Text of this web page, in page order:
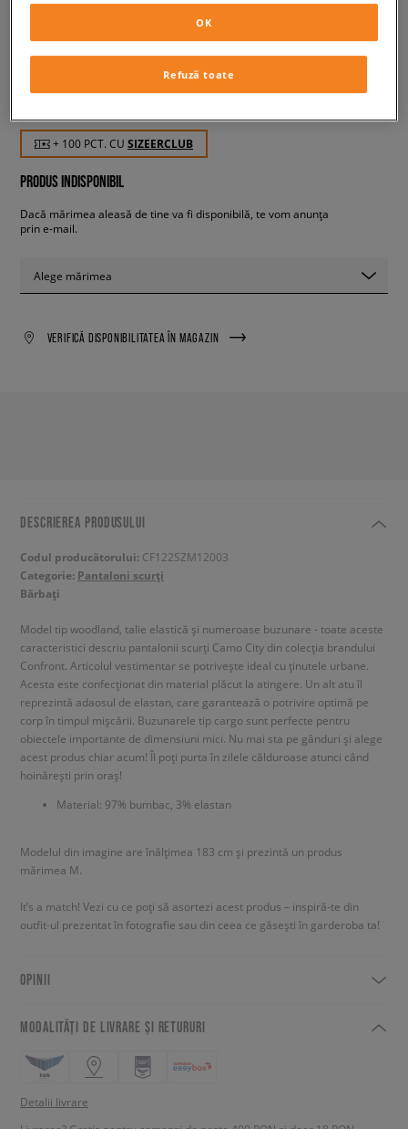
CONFRONT PANTALONI
bărbați, pantaloni scurți
+ 100 PCT. CU SIZEERCLUB
PRODUS INDISPONIBIL
Dacă mărimea aleasă de tine va fi disponibilă, te vom anunța
prin e-mail.
Alege mărimea
VERIFICĂ DISPONIBILITATEA ÎN MAGAZIN
DESCRIEREA PRODUSULUI
Codul producătorului: CF122SZM12003
Categorie: Pantaloni scurți
Bărbați
Model tip woodland, talie elastică și numeroase buzunare - toate aceste
caracteristici descriu pantalonii scurți Camo City din colecția brandului
Confront. Articolul vestimentar se potrivește ideal cu ținutele urbane.
Acesta este confecționat din material plăcut la atingere. Un alt atu îl
reprezintă adaosul de elastan, care garantează o potrivire optimă pe
corp în timpul mișcării. Buzunarele tip cargo sunt perfecte pentru
obiectele importante de dimensiuni mici. Nu mai sta pe gânduri și alege
acest produs chiar acum! Îl poți purta în zilele călduroase atunci când
hoinărești prin oraș!
Material: 97% bumbac, 3% elastan
Modelul din imagine are înălțimea 183 cm și prezintă un produs
mărimea M.
It’s a match! Vezi cu ce poți să asortezi acest produs – inspiră-te din
outfit-ul prezentat în fotografie sau din ceea ce găsești în garderoba ta!
OPINII
MODALITĂȚI DE LIVRARE ȘI RETURURI
Detalii livrare
Refuză toate
OK